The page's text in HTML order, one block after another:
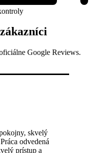
Google Reviews.
skvelý
odvedená
prístup a